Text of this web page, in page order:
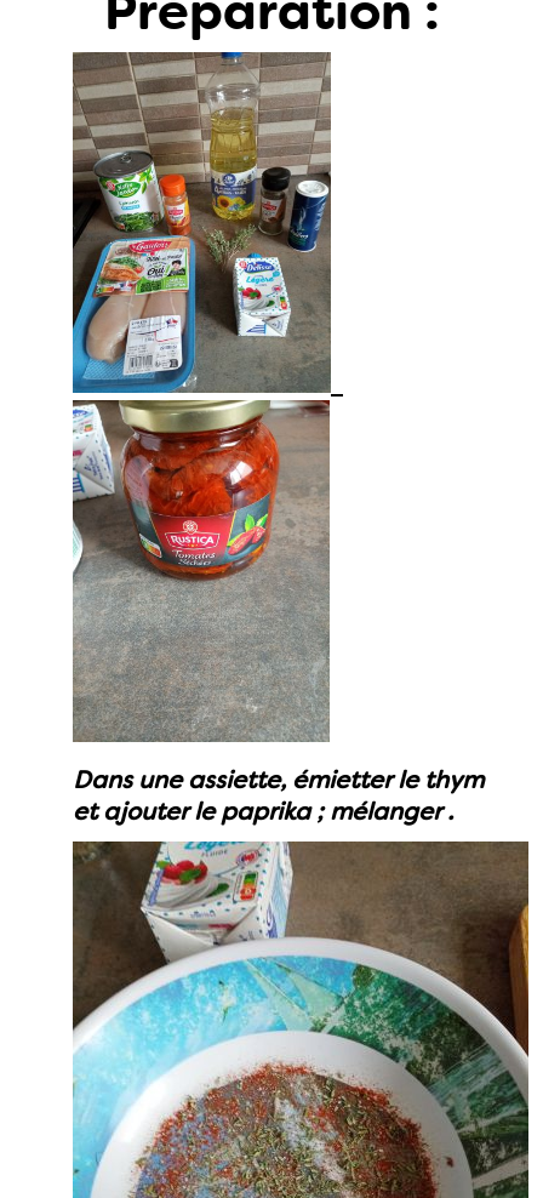
Dans une assiette, émietter le thym
et ajouter le paprika ; mélanger .